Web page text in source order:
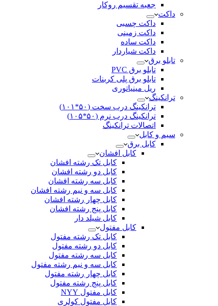
جعبه تقسیم روکار
داکت
داکت چسبی
داکت زمینی
داکت ساده
داکت شیاردار
تابلو برق
تابلو برق PVC
تابلو برق پلی کربنات
ریل مینیاتوری
ترانکینگ
ترانکینگ درب سخت (۵۰*۱۰۱)
ترانکینگ درب نرم (۵۰*۱۰۵)
اتصالات ترانکینگ
سیم و کابل
کابل برق
کابل افشان
کابل تک رشته افشان
کابل دو رشته افشان
کابل سه رشته افشان
کابل سه و نیم رشته افشان
کابل چهار رشته افشان
کابل پنج رشته افشان
کابل شیلد دار
کابل مفتول
کابل تک رشته مفتول
کابل دو رشته مفتول
کابل سه رشته مفتول
کابل سه و نیم رشته مفتول
کابل چهار رشته مفتول
کابل پنج رشته مفتول
کابل مفتول NYY
کابل مفتول کولری